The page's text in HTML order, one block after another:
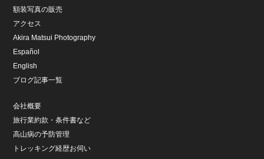
額装写真の販売
アクセス
Akira Matsui Photography
Español
English
ブログ記事一覧
会社概要
旅行業約款・条件書など
高山病の予防管理
トレッキング経歴お伺い